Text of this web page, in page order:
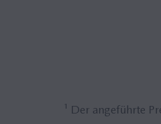
¹ Der angeführte